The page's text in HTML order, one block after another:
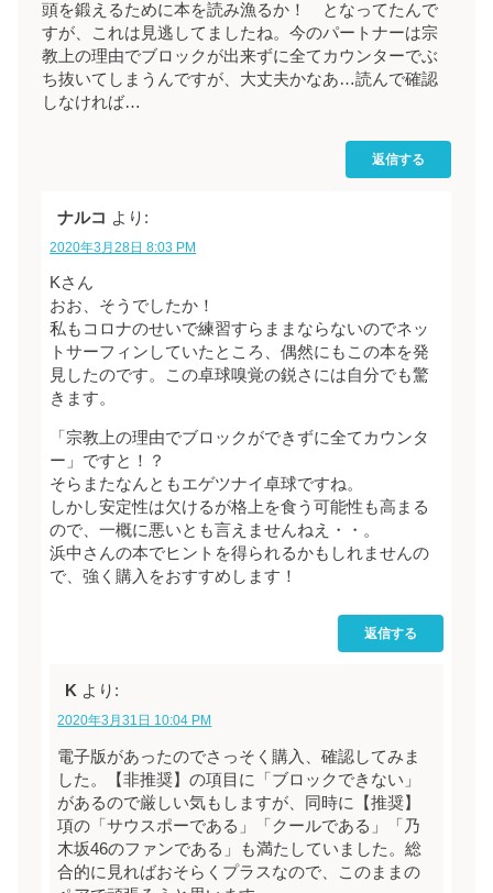
頭を鍛えるために本を読み漁るか！ となってたんで
すが、これは見逃してましたね。今のパートナーは宗
教上の理由でブロックが出来ずに全てカウンターでぶ
ち抜いてしまうんですが、大丈夫かなあ…読んで確認
しなければ…
返信する
ナルコ より:
2020年3月28日 8:03 PM
Kさん
おお、そうでしたか！
私もコロナのせいで練習すらままならないのでネッ
トサーフィンしていたところ、偶然にもこの本を発
見したのです。この卓球嗅覚の鋭さには自分でも驚
きます。
「宗教上の理由でブロックができずに全てカウンタ
ー」ですと！？
そらまたなんともエゲツナイ卓球ですね。
しかし安定性は欠けるが格上を食う可能性も高まる
ので、一概に悪いとも言えませんねえ・・。
浜中さんの本でヒントを得られるかもしれませんの
で、強く購入をおすすめします！
返信する
K より:
2020年3月31日 10:04 PM
電子版があったのでさっそく購入、確認してみま
した。【非推奨】の項目に「ブロックできない」
があるので厳しい気もしますが、同時に【推奨】
項の「サウスポーである」「クールである」「乃
木坂46のファンである」も満たしていました。総
合的に見ればおそらくプラスなので、このままの